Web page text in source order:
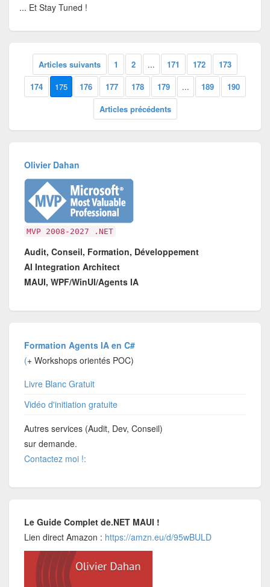
... Et Stay Tuned !
Articles suivants 1 2 ... 171 172
173
174
175 176 177 178 179 ... 189
190
Articles précédents
Olivier Dahan
MVP 2008-2027 .NET
Audit, Conseil, Formation, Développement
AI Integration Architect
MAUI, WPF/WinUI/Agents IA
Formation Agents IA en C#
(+ Workshops orientés POC)
Livre Blanc Gratuit
Vidéo d'initiation gratuite
Autres services (Audit, Dev, Conseil)
sur demande.
Contactez moi !:
Le Guide Complet de.NET MAUI !
Lien direct Amazon : https://amzn.eu/d/95wBULD